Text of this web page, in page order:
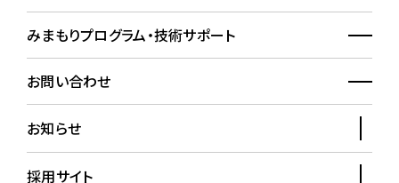
みまもりプログラム・技術サポート
お問い合わせ
お知らせ
採用サイト
海津市立城南中学校